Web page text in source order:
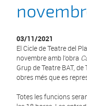
03/11/2021
El Cicle de Teatre del
novembre amb l’obra
Grup de Teatre BAT,
obres més que es
Totes les funcions